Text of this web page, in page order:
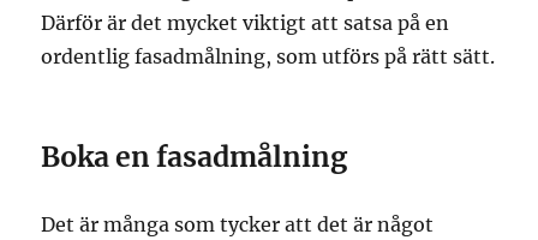
Därför är det mycket viktigt att satsa på en
ordentlig fasadmålning, som utförs på rätt sätt.
Boka en fasadmålning
Det är många som tycker att det är något